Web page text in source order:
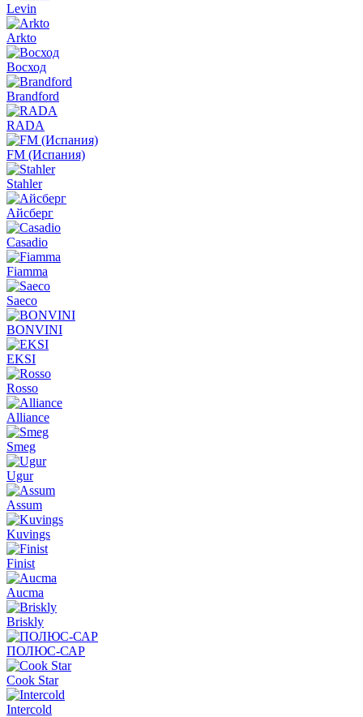
Levin
Arkto
Восход
Brandford
RADA
FM (Испания)
Stahler
Айсберг
Casadio
Fiamma
Saeco
BONVINI
EKSI
Rosso
Alliance
Smeg
Ugur
Assum
Kuvings
Finist
Aucma
Briskly
ПОЛЮС-САР
Cook Star
Intercold